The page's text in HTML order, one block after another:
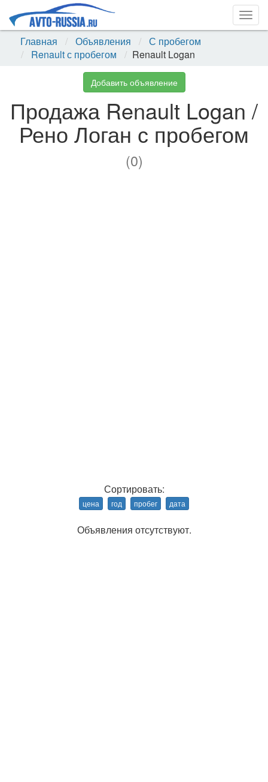
Главная
Объявления
С пробегом
Renault с пробегом
Renault Logan
Добавить объявление
Продажа Renault Logan /
Рено Логан с пробегом
(0)
Сортировать:
цена год пробег дата
Объявления отсутствуют.